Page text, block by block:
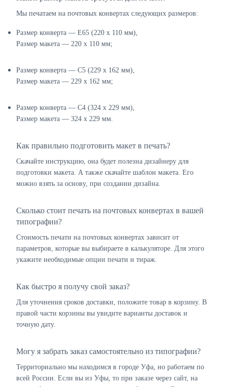
Мы печатаем на почтовых конвертах следующих размеров:
Размер конверта — E65 (220 х 110 мм),
Размер макета — 220 х 110 мм;
Размер конверта — C5 (229 х 162 мм),
Размер макета — 229 х 162 мм;
Размер конверта — C4 (324 х 229 мм),
Размер макета — 324 х 229 мм.
Как правильно подготовить макет в печать?
Скачайте инструкцию, она будет полезна дизайнеру для
подготовки макета. А также скачайте шаблон макета. Его
можно взять за основу, при создании дизайна.
Сколько стоит печать на почтовых конвертах в вашей
типографии?
Стоимость печати на почтовых конвертах зависит от
параметров, которые вы выбираете в калькуляторе. Для этого
укажите необходимые опции печати и тираж.
Как быстро я получу свой заказ?
Для уточнения сроков доставки, положите товар в корзину. В
правой части корзины вы увидите варианты доставок и
точную дату.
Могу я забрать заказ самостоятельно из типографии?
Территориально мы находимся в городе Уфа, но работаем по
всей России. Если вы из Уфы, то при заказе через сайт, на